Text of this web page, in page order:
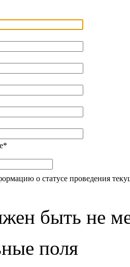
*
о статусе проведения
быть не
поля